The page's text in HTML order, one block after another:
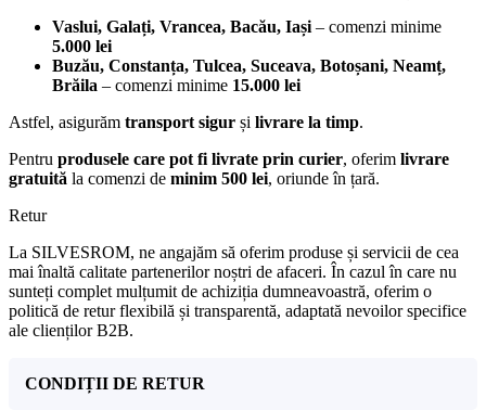
Vaslui, Galați, Vrancea, Bacău, Iași – comenzi minime
5.000 lei
Buzău, Constanța, Tulcea, Suceava, Botoșani, Neamț,
Brăila – comenzi minime 15.000 lei
Astfel, asigurăm transport sigur și livrare la timp.
Pentru produsele care pot fi livrate prin curier, oferim livrare
gratuită la comenzi de minim 500 lei, oriunde în țară.
Retur
La SILVESROM, ne angajăm să oferim produse și servicii de cea
mai înaltă calitate partenerilor noștri de afaceri. În cazul în care nu
sunteți complet mulțumit de achiziția dumneavoastră, oferim o
politică de retur flexibilă și transparentă, adaptată nevoilor specifice
ale clienților B2B.
CONDIȚII DE RETUR